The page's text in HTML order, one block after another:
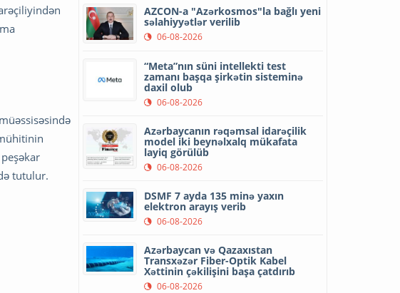
tutulur.
AZCON-a "Azərkosmos"la bağlı yeni
səlahiyyətlər verilib
06-08-2026
“Meta”nın süni intellekti test
zamanı başqa şirkətin sisteminə
daxil olub
06-08-2026
Azərbaycanın rəqəmsal idarəçilik
model iki beynəlxalq mükafata
layiq görülüb
06-08-2026
DSMF 7 ayda 135 minə yaxın
elektron arayış verib
06-08-2026
Azərbaycan və Qazaxıstan
Transxəzər Fiber-Optik Kabel
Xəttinin çəkilişini başa çatdırıb
06-08-2026